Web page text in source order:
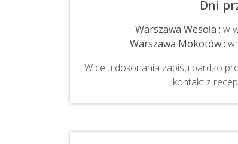
Dni
Warszawa Wesoła : w
Warszawa Mokotów : w
W celu dokonania zapisu bardzo
kontakt z